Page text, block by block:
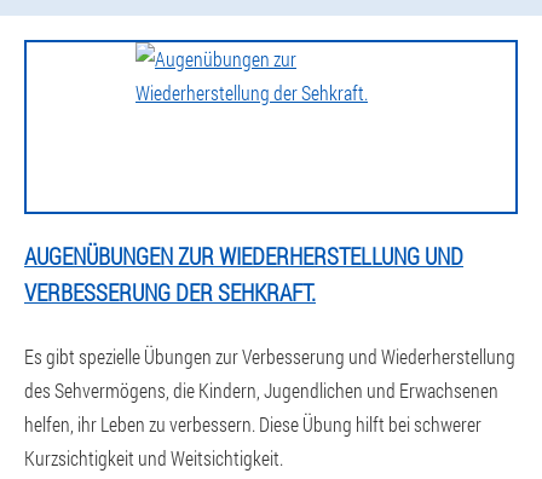
AUGENÜBUNGEN ZUR WIEDERHERSTELLUNG UND
VERBESSERUNG DER SEHKRAFT.
Es gibt spezielle Übungen zur Verbesserung und Wiederherstellung
des Sehvermögens, die Kindern, Jugendlichen und Erwachsenen
helfen, ihr Leben zu verbessern. Diese Übung hilft bei schwerer
Kurzsichtigkeit und Weitsichtigkeit.